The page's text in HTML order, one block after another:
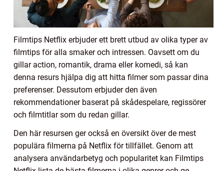
Filmtips Netflix erbjuder ett brett utbud av olika typer av
filmtips för alla smaker och intressen. Oavsett om du
gillar action, romantik, drama eller komedi, så kan
denna resurs hjälpa dig att hitta filmer som passar dina
preferenser. Dessutom erbjuder den även
rekommendationer baserat på skådespelare, regissörer
och filmtitlar som du redan gillar.
Den här resursen ger också en översikt över de mest
populära filmerna på Netflix för tillfället. Genom att
analysera användarbetyg och popularitet kan Filmtips